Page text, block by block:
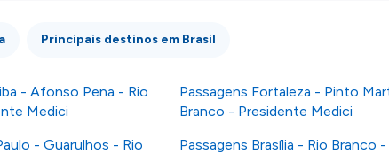
Principais destinos em Brasil
- Afonso Pena - Rio
Medici
Passagens Fortaleza - Pinto
Branco - Presidente Medici
- Guarulhos - Rio
Passagens Brasília - Rio Branco -